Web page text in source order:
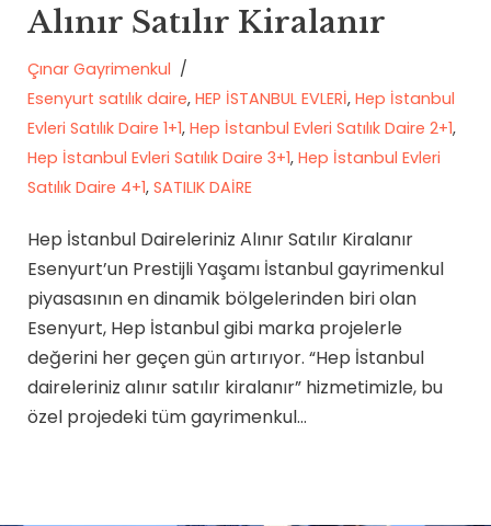
Alınır Satılır Kiralanır
Çınar Gayrimenkul
Esenyurt satılık daire, HEP İSTANBUL EVLERİ, Hep İstanbul
Evleri Satılık Daire 1+1, Hep İstanbul Evleri Satılık Daire 2+1,
Hep İstanbul Evleri Satılık Daire 3+1, Hep İstanbul Evleri
Satılık Daire 4+1, SATILIK DAİRE
Hep İstanbul Daireleriniz Alınır Satılır Kiralanır
Esenyurt’un Prestijli Yaşamı İstanbul gayrimenkul
piyasasının en dinamik bölgelerinden biri olan
Esenyurt, Hep İstanbul gibi marka projelerle
değerini her geçen gün artırıyor. “Hep İstanbul
daireleriniz alınır satılır kiralanır” hizmetimizle, bu
özel projedeki tüm gayrimenkul…